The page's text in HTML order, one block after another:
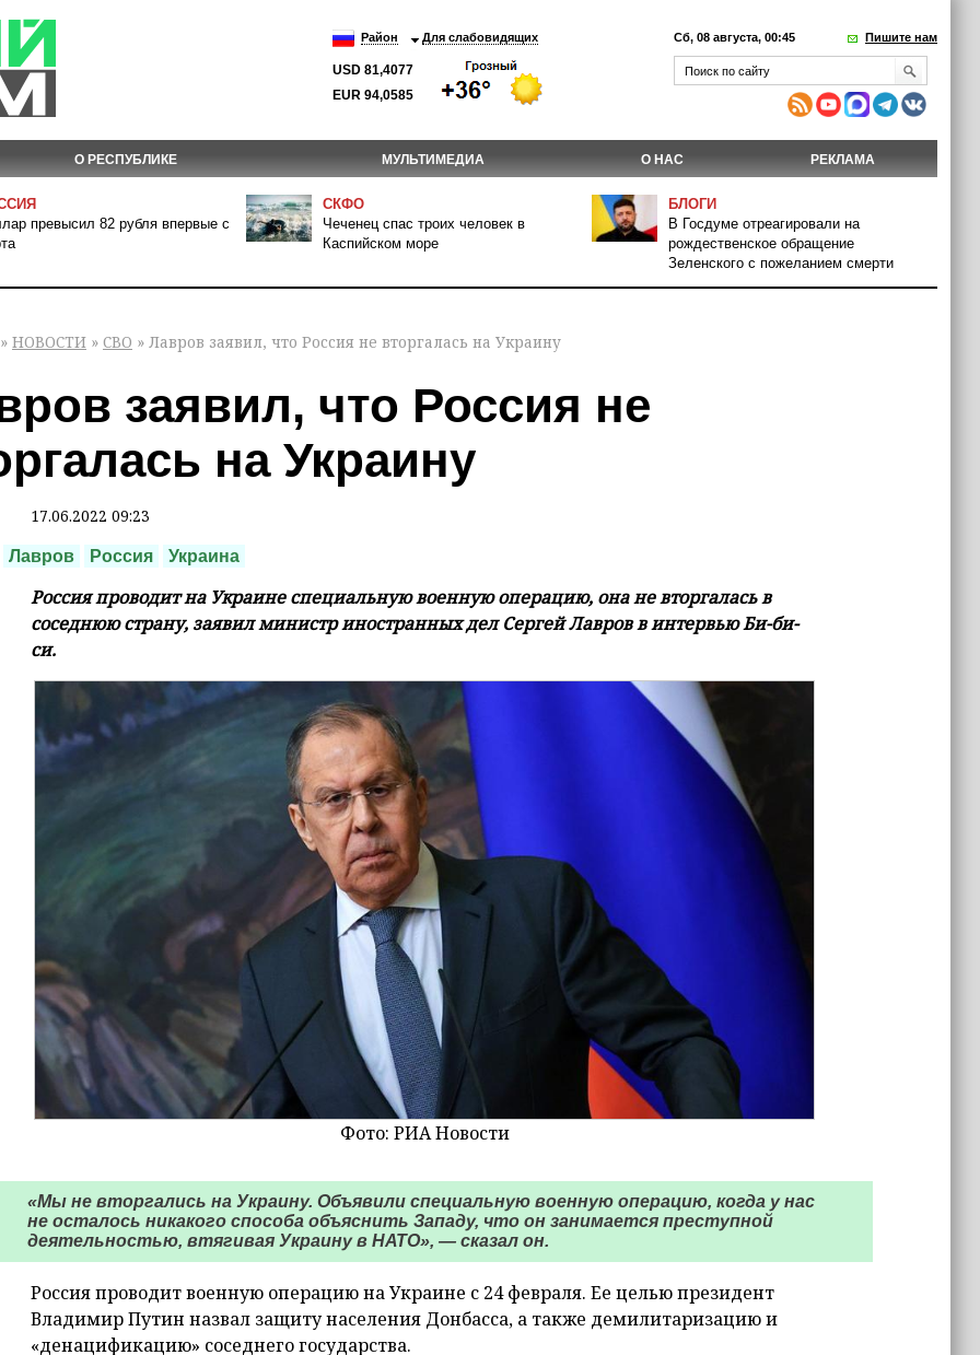
Район Для слабовидящих
USD 81,4077
EUR 94,0585
Сб, 08 августа, 00:45 Пишите нам
О РЕСПУБЛИКЕ МУЛЬТИМЕДИА О НАС РЕКЛАМА
превысил 82 рубля впервые с
СКФО
Чеченец спас троих человек в
Каспийском море
БЛОГИ
В Госдуме отреагировали на
рождественское обращение
Зеленского с пожеланием смерти
» НОВОСТИ » СВО » Лавров заявил, что Россия не вторгалась на Украину
заявил, что Россия не
на Украину
17.06.2022 09:23
Лавров Россия Украина
Россия проводит на Украине специальную военную операцию, она не вторгалась в
соседнюю страну, заявил министр иностранных дел Сергей Лавров в интервью Би-би-
си.
Фото: РИА Новости
«Мы не вторгались на Украину. Объявили специальную военную операцию, когда у нас
не осталось никакого способа объяснить Западу, что он занимается преступной
деятельностью, втягивая Украину в НАТО», — сказал он.
Россия проводит военную операцию на Украине с 24 февраля. Ее целью президент
Владимир Путин назвал защиту населения Донбасса, а также демилитаризацию и
«денацификацию» соседнего государства.